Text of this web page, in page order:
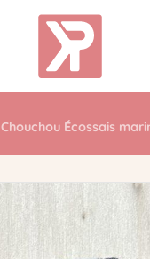
Chouchou Écossais